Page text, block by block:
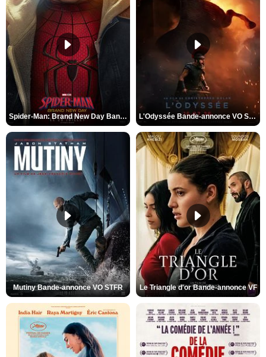
Spider-Man: Brand New Day Bande-annonce VO STFR L'Odyssée Bande-annonce VO STFR
Mutiny Bande-annonce VO STFR Le Triangle d'or Bande-annonce VF